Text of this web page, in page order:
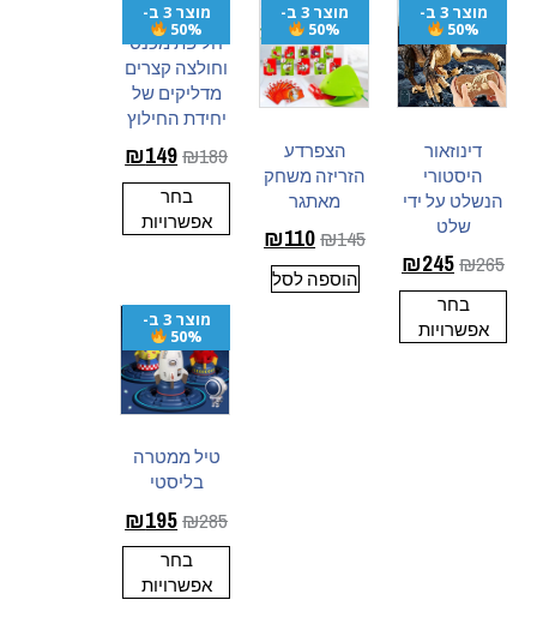
מוצר 3 ב-
50%
דינוזאור
היסטורי
הנשלט על ידי
שלט
₪265
₪245
בחר
אפשרויות
מוצר 3 ב-
50%
הצפרדע
הזריזה משחק
מאתגר
₪145
₪110
הוספה לסל
מוצר 3 ב-
50%
חליפת מכנס
וחולצה קצרים
מדליקים של
יחידת החילוץ
₪189
₪149
בחר
אפשרויות
מוצר 3 ב-
50%
טיל ממטרה
בליסטי
₪285
₪195
בחר
אפשרויות